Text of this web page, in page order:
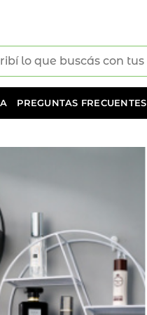
PREGUNTAS FRECUENTES
deseos